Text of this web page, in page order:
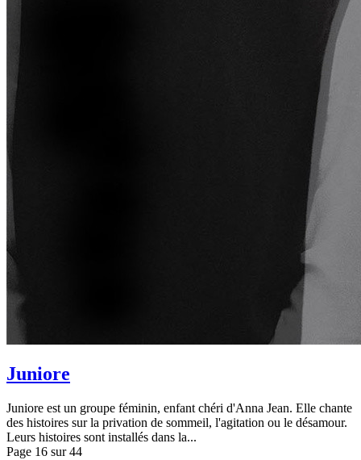
Juniore
Juniore est un groupe féminin, enfant chéri d'Anna Jean. Elle chante
des histoires sur la privation de sommeil, l'agitation ou le désamour.
Leurs histoires sont installés dans la...
Page 16 sur 44